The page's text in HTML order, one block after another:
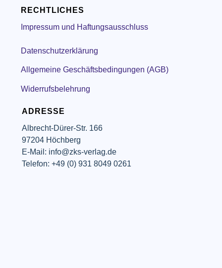
ADRESSE
Albrecht-Dürer-Str. 166
97204 Höchberg
E-Mail: info@zks-verlag.de
Telefon: +49 (0) 931 8049 0261
RECHTLICHES
Impressum und Haftungsausschluss
Datenschutzerklärung
Allgemeine Geschäftsbedingungen (AGB)
Widerrufsbelehrung